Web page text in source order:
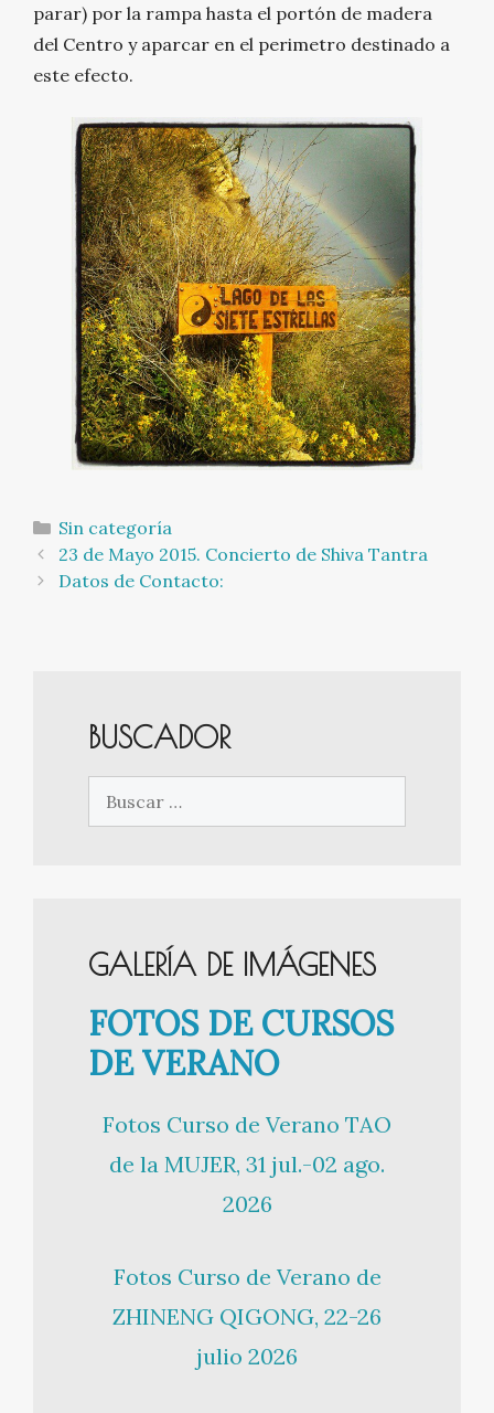
parar) por la rampa hasta el portón de madera
del Centro y aparcar en el perimetro destinado a
este efecto.
Categorías
Sin categoría
Navegación
de
23 de Mayo 2015. Concierto de Shiva Tantra
Datos de Contacto:
BUSCADOR
GALERÍA DE IMÁGENES
FOTOS DE CURSOS
DE VERANO
Fotos Curso de Verano TAO
de la MUJER, 31 jul.-02 ago.
2026
Fotos Curso de Verano de
ZHINENG QIGONG, 22-26
julio 2026